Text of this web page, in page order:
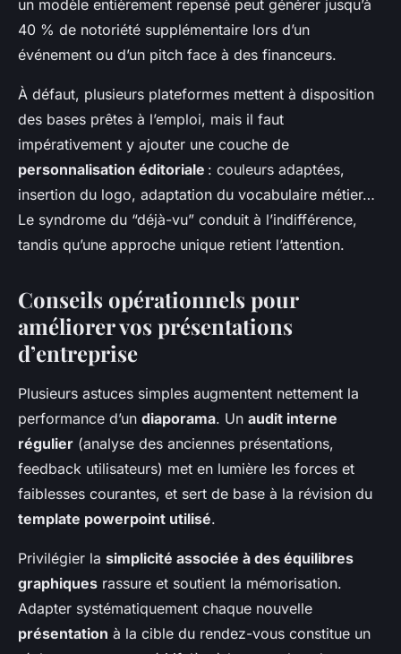
un modèle entièrement repensé peut générer jusqu’à
40 % de notoriété supplémentaire lors d’un
événement ou d’un pitch face à des financeurs.
À défaut, plusieurs plateformes mettent à disposition
des bases prêtes à l’emploi, mais il faut
impérativement y ajouter une couche de
personnalisation éditoriale : couleurs adaptées,
insertion du logo, adaptation du vocabulaire métier…
Le syndrome du “déjà-vu” conduit à l’indifférence,
tandis qu’une approche unique retient l’attention.
Conseils opérationnels pour
améliorer vos présentations
d’entreprise
Plusieurs astuces simples augmentent nettement la
performance d’un diaporama. Un audit interne
régulier (analyse des anciennes présentations,
feedback utilisateurs) met en lumière les forces et
faiblesses courantes, et sert de base à la révision du
template powerpoint utilisé.
Privilégier la simplicité associée à des équilibres
graphiques rassure et soutient la mémorisation.
Adapter systématiquement chaque nouvelle
présentation à la cible du rendez-vous constitue un